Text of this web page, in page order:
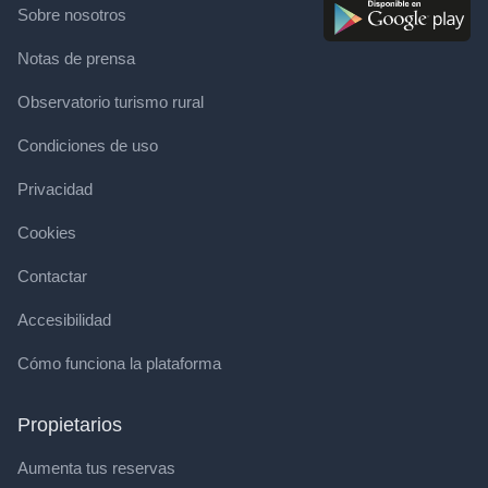
Sobre nosotros
Notas de prensa
Observatorio turismo rural
Condiciones de uso
Privacidad
Cookies
Contactar
Accesibilidad
Cómo funciona la plataforma
Propietarios
Aumenta tus reservas